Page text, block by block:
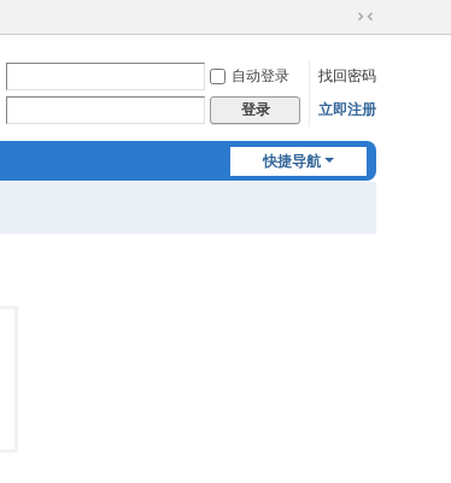
切
到
窄
自动登录
找回密码
登录 立即注册
快捷导航